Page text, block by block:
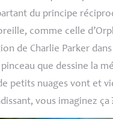
du principe
comme celle
de Charlie Parker
que dessine la
petits nuages vont et
vous imaginez ça